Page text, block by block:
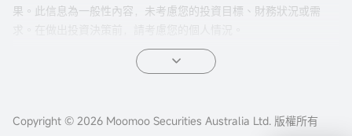
果。此信息為一般性內容，未考慮您的投資目標、財務狀況或需
期權交易風險較高，並不適合所有投資者。期權的特性有可能導致
（OCC）發布的《標準化期權的特性和風險》等文件。
Copyright © 2026 Moomoo Securities Australia Ltd. 版權所有